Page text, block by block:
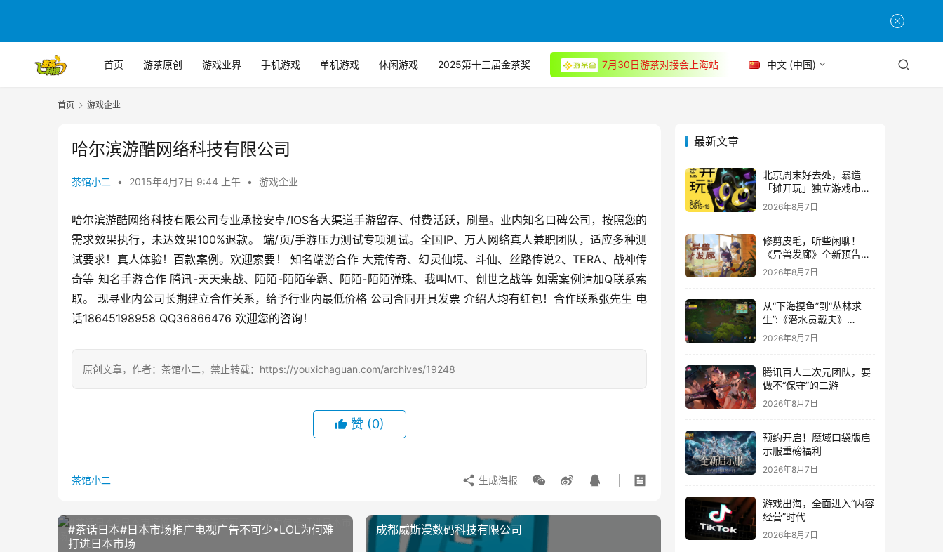
首页 游茶原创 游戏业界 手机游戏 单机游戏 休闲游戏 2025第十三届金茶奖 7月30日游茶对接会上海站 中文 (中国)
首页 游戏企业
哈尔滨游酷网络科技有限公司
茶馆小二 • 2015年4月7日 9:44 上午 • 游戏企业
哈尔滨游酷网络科技有限公司专业承接安卓/IOS各大渠道手游留存、付费活跃，刷量。业内知名口碑公司，按照您的
需求效果执行，未达效果100%退款。 端/页/手游压力测试专项测试。全国IP、万人网络真人兼职团队，适应多种测
试要求！真人体验！百款案例。欢迎索要！ 知名端游合作 大荒传奇、幻灵仙境、斗仙、丝路传说2、TERA、战神传
奇等 知名手游合作 腾讯-天天来战、陌陌-陌陌争霸、陌陌-陌陌弹珠、我叫MT、创世之战等 如需案例请加Q联系索
取。 现寻业内公司长期建立合作关系，给予行业内最低价格 公司合同开具发票 介绍人均有红包！合作联系张先生 电
话18645198958 QQ36866476 欢迎您的咨询！
原创文章，作者：茶馆小二，禁止转载：https://youxichaguan.com/archives/19248
赞 (0)
茶馆小二 生成海报
#茶话日本#日本市场推广电视广告不可少•LOL为何难
打进日本市场
成都威斯漫数码科技有限公司
最新文章
北京周末好去处，暴造
「摊开玩」独立游戏市集
正式开票！
2026年8月7日
修剪皮毛，听些闲聊！
《异兽发廊》全新预告与
Steam免费试玩公开
2026年8月7日
从“下海摸鱼”到“丛林求
生”:《潜水员戴夫》
DLC《丛林》移动端定档
8月14日
2026年8月7日
腾讯百人二次元团队，要
做不“保守”的二游
2026年8月7日
预约开启！魔域口袋版启
示服重磅福利
2026年8月7日
游戏出海，全面进入“内容
经营”时代
2026年8月7日